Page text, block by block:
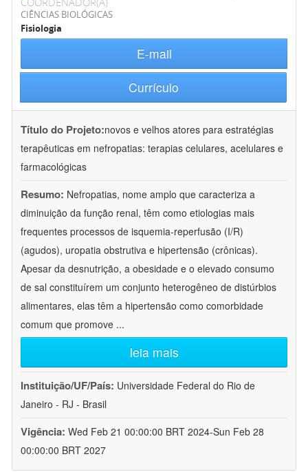
CIÊNCIAS BIOLÓGICAS
Fisiologia
E-mail
Currículo
Título do Projeto:novos e velhos atores para estratégias
terapêuticas em nefropatias: terapias celulares, acelulares e
farmacológicas
Resumo: Nefropatias, nome amplo que caracteriza a
diminuição da função renal, têm como etiologias mais
frequentes processos de isquemia-reperfusão (I/R)
(agudos), uropatia obstrutiva e hipertensão (crônicas).
Apesar da desnutrição, a obesidade e o elevado consumo
de sal constituírem um conjunto heterogêneo de distúrbios
alimentares, elas têm a hipertensão como comorbidade
comum que promove ...
leia mais
Instituição/UF/País: Universidade Federal do Rio de
Janeiro - RJ - Brasil
Vigência: Wed Feb 21 00:00:00 BRT 2024-Sun Feb 28
00:00:00 BRT 2027